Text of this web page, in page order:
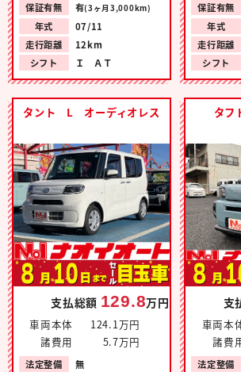
保証有無
有(3ヶ月3,000km)
年式
07/11
走行距離
12km
シフト
Ｉ ＡＴ
保証有無
年式
走行距離
シフト
タント L オーディオレス
支払総額 129.8万円
車両本体
124.1万円
諸費用
5.7万円
法定整備
無
タ
支
車両本
諸費
法定整備